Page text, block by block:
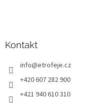
Kontakt
info@etrofeje.cz
+420 607 282 900
+421 940 610 310